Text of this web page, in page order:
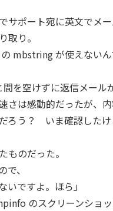
サポート宛に英文でメ
取り。
の mbstring が使えない
を空けずに返信メール
さは感動的だったが、内
ろう？ いま確認したけ
ものだった。
、
いですよ。ほら」
のスクリーンショ